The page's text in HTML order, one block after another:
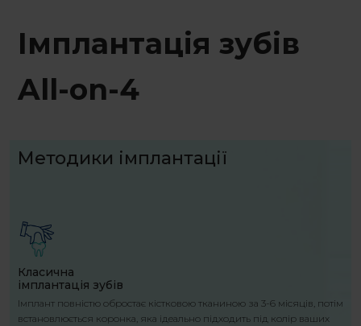
Імплантація зубів
All-on-4
Методики імплантації
Класична
імплантація зубів
Імплант повністю обростає кістковою тканиною за 3-6 місяців, потім
встановлюється коронка, яка ідеально підходить під колір ваших